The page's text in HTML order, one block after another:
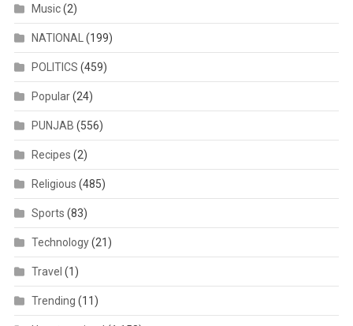
Music(2)
NATIONAL(199)
POLITICS (459)
Popular(24)
PUNJAB (556)
Recipes (2)
Religious (485)
Sports (83)
Technology(21)
Travel (1)
Trending (11)